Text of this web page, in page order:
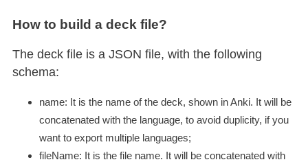
How to build a deck file?
The deck file is a JSON file, with the following
schema:
name: It is the name of the deck, shown in Anki. It will be
concatenated with the language, to avoid duplicity, if you
want to export multiple languages;
fileName: It is the file name. It will be concatenated with